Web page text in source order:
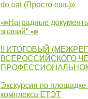
do eat (Просто ешь)»
📣Наградные
знаний" 📣
‼ ИТОГОВЫЙ
ВСЕРОССИЙСКОГО
Экскурсия по
комплекса ЕТЭТ